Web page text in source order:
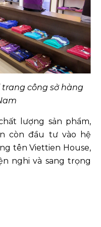
trang công sở hàng
lượng sản phẩm,
còn đầu tư vào hệ
tên Viettien House,
nghi và sang trọng